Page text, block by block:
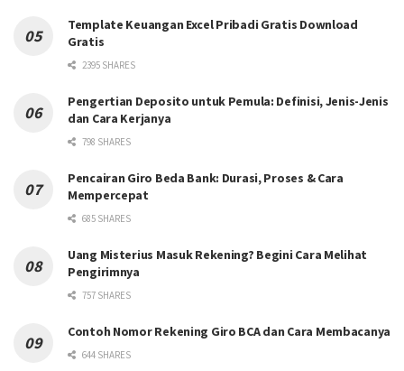
Template Keuangan Excel Pribadi Gratis Download
Gratis
2395 SHARES
Pengertian Deposito untuk Pemula: Definisi, Jenis-Jenis
dan Cara Kerjanya
798 SHARES
Pencairan Giro Beda Bank: Durasi, Proses & Cara
Mempercepat
685 SHARES
Uang Misterius Masuk Rekening? Begini Cara Melihat
Pengirimnya
757 SHARES
Contoh Nomor Rekening Giro BCA dan Cara Membacanya
644 SHARES